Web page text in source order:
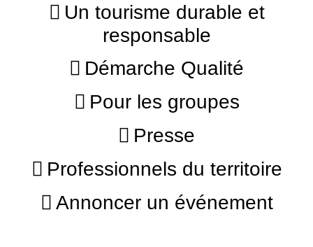
Un tourisme durable et
responsable
Démarche Qualité
Pour les groupes
Presse
Professionnels du territoire
Annoncer un événement